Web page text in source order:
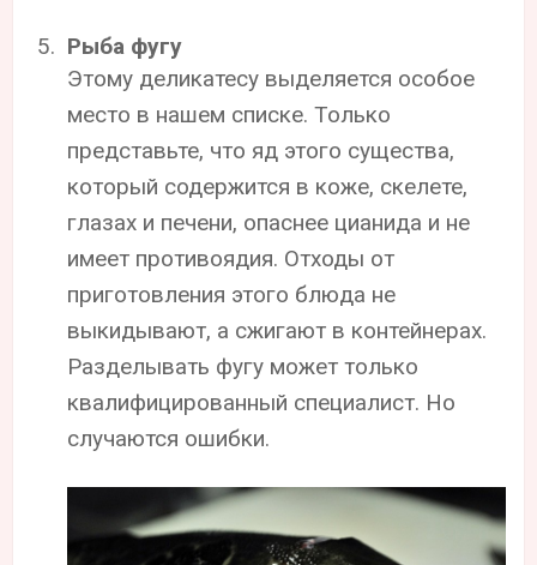
Рыба фугу
Этому деликатесу выделяется особое
место в нашем списке. Только
представьте, что яд этого существа,
который содержится в коже, скелете,
глазах и печени, опаснее цианида и не
имеет противоядия. Отходы от
приготовления этого блюда не
выкидывают, а сжигают в контейнерах.
Разделывать фугу может только
квалифицированный специалист. Но
случаются ошибки.